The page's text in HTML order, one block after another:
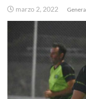
marzo 2, 2022